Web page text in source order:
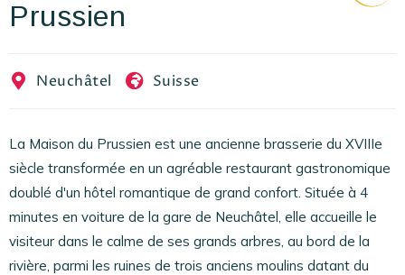
Prussien
Neuchâtel Suisse
La Maison du Prussien est une ancienne brasserie du XVIIIe
siècle transformée en un agréable restaurant gastronomique
doublé d'un hôtel romantique de grand confort. Située à 4
minutes en voiture de la gare de Neuchâtel, elle accueille le
visiteur dans le calme de ses grands arbres, au bord de la
rivière, parmi les ruines de trois anciens moulins datant du